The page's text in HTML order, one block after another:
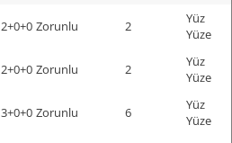
2+0+0 Zorunlu 2
Yüz
Yüze
2+0+0 Zorunlu 2
Yüz
Yüze
3+0+0 Zorunlu 6
Yüz
Yüze